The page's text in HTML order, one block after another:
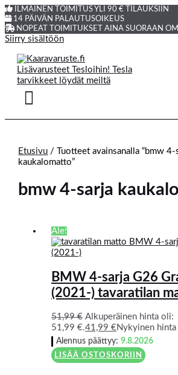
ILMAINEN TOIMITUS YLI 90 € TILAUKSIIN
14 PÄIVÄN PALAUTUSOIKEUS
NOPEAT TOIMITUKSET AINA SUORAAN
Siirry sisältöön
Etusivu / Tuotteet avainsanalla “bmw 4-
kaukalomatto”
bmw 4-sarja
Ale!
BMW 4-sarja G26
(2021-) tavaratilan
51,99€ Alkuperäinen hinta oli:
51,99 €.41,99€Nykyinen
Alennus päättyy:9.8.2026
LISÄÄ OSTOSKORIIN